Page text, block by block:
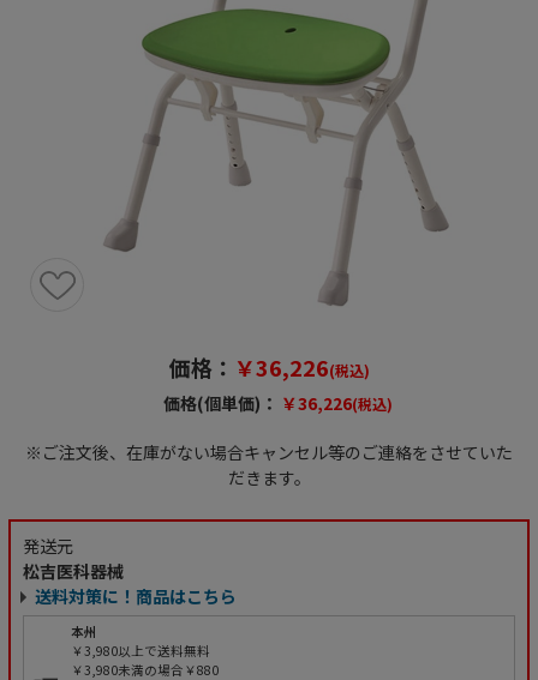
価格： ￥36,226(税込)
価格(個単価)： ￥36,226(税込)
※ご注文後、在庫がない場合キャンセル等のご連絡をさせていた
だきます。
発送元
松吉医科器械
送料対策に！商品はこちら
本州
￥3,980以上で送料無料
￥3,980未満の場合￥880